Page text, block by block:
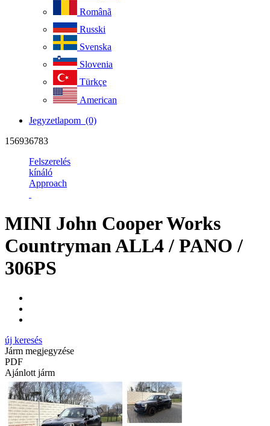
Românã
Russki
Svenska
Slovenia
Türkçe
American
Jegyzetlapom (0)
156936783
Felszerelés
kínáló
Approach
MINI John Cooper Works
Countryman ALL4 / PANO /
306PS
új keresés
Járm megjegyzése
PDF
Ajánlott járm